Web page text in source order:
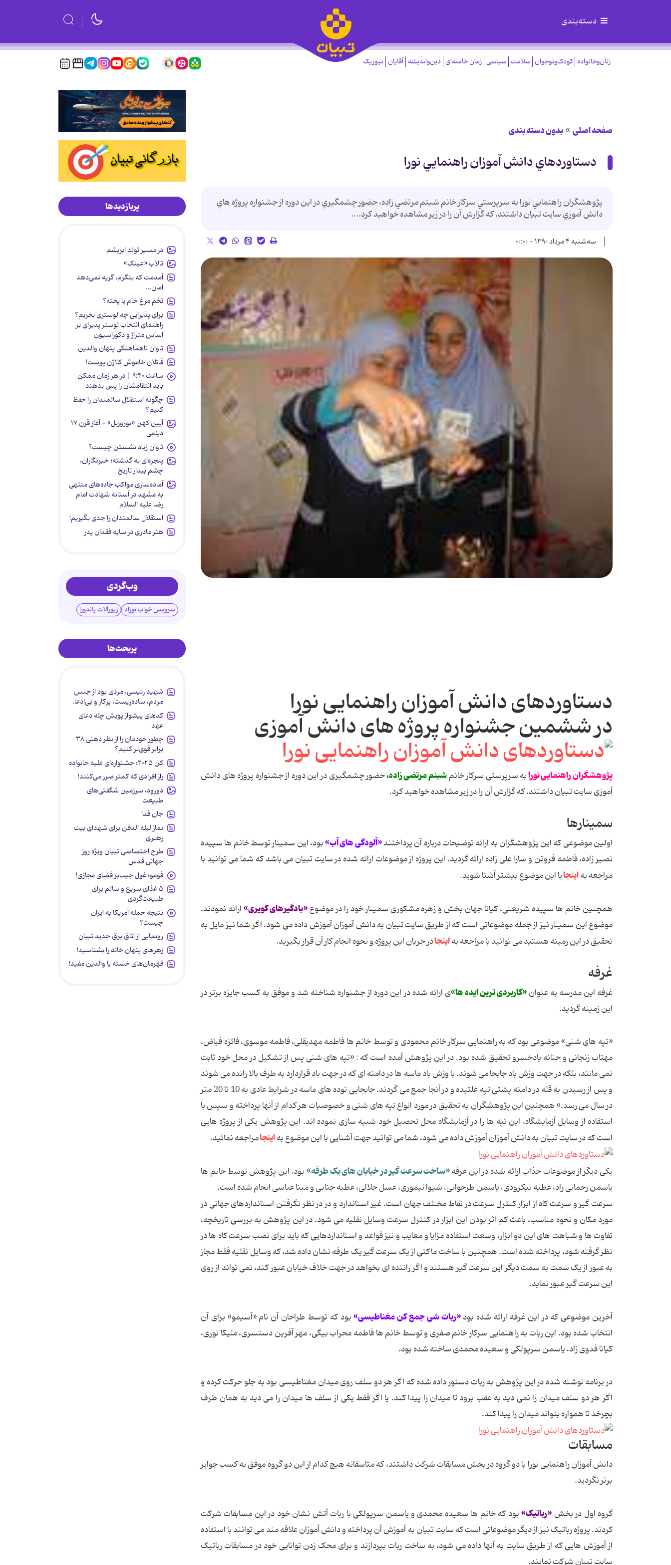
دسته‌بندی
زنان‌وخانواده کودک‌ونوجوان سلامت سیاسی زمان خامنه‌ای دین‌واندیشه آقایان نیوزیک
صفحه اصلی بدون دسته بندی
دستاوردهاي دانش آموزان راهنمايي نورا
پژوهشگران راهنمايي نورا به سرپرستي سرکار خانم شبنم مرتضي زاده، حضور چشمگيري در اين دوره از جشنواره پروژه هاي
دانش آموزي سايت تبيان داشتند. که گزارش آن را در زير مشاهده خواهيد کرد....
سه‌شنبه ۴ مرداد ۱۳۹۰ - ۰۰:۰۰
دستاوردهای دانش آموزان راهنمایی نورا
در ششمین جشنواره پروژه های دانش آموزی
پژوهشگران راهنمایی نورابه سرپرستی سرکار خانمشبنم مرتضی زاده،حضور چشمگیری در این دوره از جشنواره پروژه های دانش
آموزی سایت تبیان داشتند. که گزارش آن را در زیر مشاهده خواهید کرد.
سمینارها
اولین موضوعی که این پژوهشگران به ارائه توضیحات درباره آن پرداختند«آلودگی های آب»بود، این سمینار توسط خانم ها سپیده
نصیر زاده، فاطمه فروتن و سارا علی زاده ارائه گردید. این پروژه از موضوعات ارائه شده در سایت تبیان می باشد که شما می توانید با
مراجعه بهاینجابا این موضوع بیشتر آشنا شوید.
همچنین خانم ها سپیده شریعتی، کیانا جهان بخش و زهره مشکوری سمینار خود را در موضوع«بادگیرهای کویری»ارائه نمودند.
موضوع این سمینار نیز از جمله موضوعاتی است که از طریق سایت تبیان به دانش آموزان آموزش داده می شود. اگر شما نیز مایل به
تحقیق در این زمینه هستید می توانید با مراجعه بهاینجادر جریان این پروژه و نحوه انجام کار آن قرار بگیرید.
غرفه
غرفه این مدرسه به عنوان«کاربردی ترین ایده ها»ی ارائه شده در این دوره از جشنواره شناخته شد و موفق به کسب جایزه برتر در
این زمینه گردید.
«تپه های شنی» موضوعی بود که به راهنمایی سرکار خانم محمودی و توسط خانم ها فاطمه مهدیقلی، فاطمه موسوی، فائزه فیاض،
مهتاب زنجانی و حنانه یادخسرو تحقیق شده بود. در این پژوهش آمده است که : «تپه های شنی پس از تشکیل در محل خود ثابت
نمی مانند، بلکه در جهت وزش باد جابجا می شوند. با وزش باد ماسه ها در دامنه ای که در جهت باد قراردارد به طرف بالا رانده می شوند
و پس از رسیدن به قله در دامنه پشتی تپه غلتیده و در آنجا جمع می گردند. جابجایی توده های ماسه در شرایط عادی به 10 تا 20 متر
در سال می رسد.» همچنین این پژوهشگران به تحقیق در مورد انواع تپه های شنی و خصوصیات هر کدام از آنها پرداخته و سپس با
استفاده از وسایل آزمایشگاه، این تپه ها را در آزمایشگاه محل تحصیل خود شبیه سازی نموده اند. این پژوهش یکی از پروژه هایی
است که در سایت تبیان به دانش آموزان آموزش داده می شود، شما می توانید جهت آشنایی با این موضوع بهاینجامراجعه نمائید.
یکی دیگر از موضوعات جذاب ارائه شده در این غرفه«ساخت سرعت گیر در خیابان های یک طرفه»بود. این پژوهش توسط خانم ها
یاسمن رحمانی راد، عطیه نیکرودی، یاسمن طرخوانی، شیوا تیموری، عسل جلالی، عطیه جنابی و مینا عباسی انجام شده است.
سرعت گیر و سرعت کاه از ابزار کنترل سرعت در نقاط مختلف جهان است. غیر استاندارد و در در نظر نگرفتن استانداردهای جهانی در
مورد مکان و نحوه مناسب، باعث کم اثر بودن این ابزار در کنترل سرعت وسایل نقلیه می شود. در این پژوهش به بررسی تاریخچه،
تفاوت ها و شباهت های این دو ابزار، وسعت استفاده مزایا و معایب و نیز قواعد و استانداردهایی که باید برای نصب سرعت کاه ها در
نظر گرفته شود، پرداخته شده است. همچنین با ساخت ماکتی از یک سرعت گیر یک طرفه نشان داده شد، که وسایل نقلیه فقط مجاز
به عبور از یک سمت به سمت دیگر این سرعت گیر هستند و اگر راننده ای بخواهد در جهت خلاف خیابان عبور کند، نمی تواند از روی
این سرعت گیر عبور نماید.
آخرین موضوعی که در این غرفه ارائه شده بود«ربات شی جمع کن مغناطیسی»بود که توسط طراحان آن نام «آسیمو» برای آن
انتخاب شده بود. این ربات به راهنمایی سرکار خانم صفری و توسط خانم ها فاطمه محراب بیگی، مهر آفرین دستسری، ملیکا نوری،
کیانا فدوی زاد، یاسمن سرپولکی و سعیده محمدی ساخته شده بود.
در برنامه نوشته شده در این پژوهش به ربات دستور داده شده که اگر هر دو سلف روی میدان مغناطیسی بود به جلو حرکت کرده و
اگر هر دو سلف میدان را نمی دید به عقب برود تا میدان را پیدا کند. یا اگر فقط یکی از سلف ها میدان را می دید به همان طرف
بچرخد تا همواره بتواند میدان را پیدا کند.
مسابقات
دانش آموزان راهنمایی نورا با دو گروه در بخش مسابقات شرکت داشتند، که متاسفانه هیچ کدام از این دو گروه موفق به کسب جوایز
برتر نگردید.
گروه اول در بخش «رباتیک»بود که خانم ها سعیده محمدی و یاسمن سرپولکی با ربات آتش نشان خود در این مسابقات شرکت
کردند. پروژه رباتیک نیز از دیگر موضوعاتی است که سایت تبیان به آموزش آن پرداخته و دانش آموزان علاقه مند می توانند با استفاده
از آموزش هایی که از طریق سایت به آنها داده می شود، به ساخت ربات بپردازند و برای محک زدن توانایی خود در مسابقات رباتیک
سایت تبیان شرکت نمایند.
پربازدیدها
در مسیر تولد ابریشم
تالاب «عینک»
آمدمت که بنگرم، گریه نمی‌دهد
امان...
تخم مرغ خام یا پخته؟
برای پذیرایی چه لوستری بخریم؟
راهنمای انتخاب لوستر پذیرای بر
اساس متراژ و دکوراسیون
تاوان ناهماهنگی پنهان والدین
قاتلان خاموش کلاژن پوست!
ساعت ۹:۴۰ | در هر زمان ممکن
باید انتقامشان را پس بدهند
چگونه استقلال سالمندان را حفظ
کنیم؟
آیین کهن «نوروزبل» - آغاز قرن ۱۷
دیلمی
تاوان زیاد نشستن چیست؟
پنجره‌ای به گذشته؛ خبرنگاران،
چشم بیدار تاریخ
آماده‌سازی مواکب جاده‌های منتهی
به مشهد در آستانه شهادت امام
رضا علیه السلام
استقلال سالمندان را جدی بگیریم!
هنر مادری در سایه‌ فقدان پدر
وب‌گردی
سرویس خواب نوزاد زیورآلات پاندورا
پربحث‌ها
شهید رئیسی، مردی بود از جنس
مردم، ساده‌زیست، پرکار و بی‌ادعا.
کدهای پیشواز پویش چله دعای
عهد
چطور خودمان را از نظر ذهنی ۳۸
برابر قوی‌تر کنیم؟
کن ۲۰۲۵؛ جشنواره‌ای علیه خانواده
راز افرادی که کمتر ضرر می‌کنند!
دورود، سرزمین شگفتی‌های
طبیعت
جان فدا
نماز لیله الدفن برای شهدای بیت
رهبری
طرح اختصاصی تبیان ویژه روز
جهانی قدس
فومو؛ غول جیب‌بر فضای مجازی!
۵ غذای سریع و سالم برای
طبیعت‌گردی
نتیجه حمله آمریکا به ایران
چیست؟
رونمایی از اتاق برق جدید تبیان
زهرهای پنهان خانه را بشناسید!
قهرمان‌های خسته یا والدین مفید!